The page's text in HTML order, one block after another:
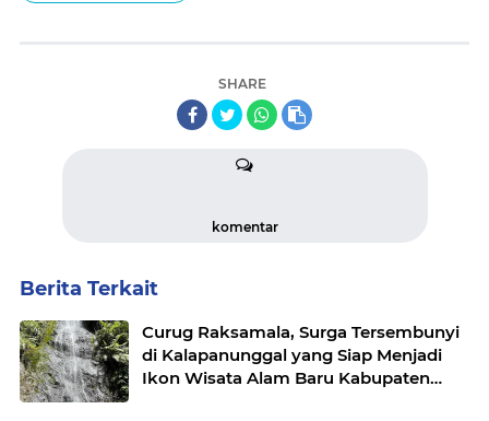
SHARE
komentar
Berita Terkait
Curug Raksamala, Surga Tersembunyi
di Kalapanunggal yang Siap Menjadi
Ikon Wisata Alam Baru Kabupaten